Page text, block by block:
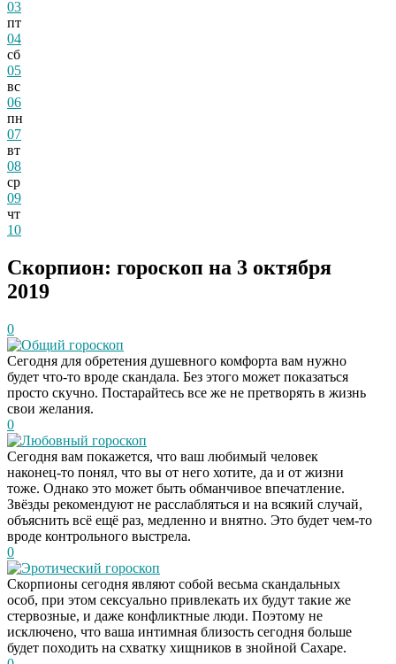
03
пт
04
сб
05
вс
06
пн
07
вт
08
ср
09
чт
10
Скорпион: гороскоп на 3 октября
2019
0
Общий гороскоп
Сегодня для обретения душевного комфорта вам нужно
будет что-то вроде скандала. Без этого может показаться
просто скучно. Постарайтесь все же не претворять в жизнь
свои желания.
0
Любовный гороскоп
Сегодня вам покажется, что ваш любимый человек
наконец-то понял, что вы от него хотите, да и от жизни
тоже. Однако это может быть обманчивое впечатление.
Звёзды рекомендуют не расслабляться и на всякий случай,
объяснить всё ещё раз, медленно и внятно. Это будет чем-то
вроде контрольного выстрела.
0
Эротический гороскоп
Скорпионы сегодня являют собой весьма скандальных
особ, при этом сексуально привлекать их будут такие же
стервозные, и даже конфликтные люди. Поэтому не
исключено, что ваша интимная близость сегодня больше
будет походить на схватку хищников в знойной Сахаре.